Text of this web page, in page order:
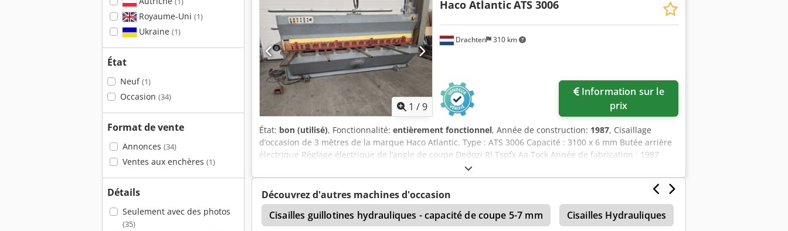
Royaume-Uni (1)
Ukraine (1)
État
Neuf(1)
Occasion (34)
Format de vente
Annonces (34)
Ventes aux enchères (1)
Détails
Seulement avec des photos
(35)
- Profondeur de la butée arrière [mm] : 850 - Course maximale [mm] : 250 - Système de gaufrage :
Mécanique - Support de poinçon : Standard - Type de support d’outil : De type européen - Outillage
inclus : Oui Dsdpfxjzmaa Io Aa Teck - Dimensions de transport : 4100 mm x 1900 mm x 3000 mm (l x l x h)
- Poids de transport [kg] : 20 000 kg - Nombre de colis de transport : 1 Informations financières TVA : Le
prix indiqué s’entend hors TVA TVA / Régime de franchise en base : TVA déductible pour les entreprises
Livraison et reprise possibles à tout moment pour tout le matériel industriel. Lukas van Rossum
1 /9
Drachten 310 km
Haco AtlanticATS 3006
Information sur le
prix
État: bon (utilisé), Fonctionnalité: entièrement fonctionnel, Année de construction: 1987, Cisaillage
d’occasion de 3 mètres de la marque Haco Atlantic. Type : ATS 3006 Capacité : 3100 x 6 mm Butée arrière
électrique Réglage électrique de l’angle de coupe Dedozi Rl Tspfx Aa Tock Année de fabrication : 1987
Découvrez d'autres machines d'occasion
Cisailles guillotines hydrauliques - capacité de coupe 5-7 mm
Cisailles Hydrauliques
Presse Plieuse 2500 80 Tonnes